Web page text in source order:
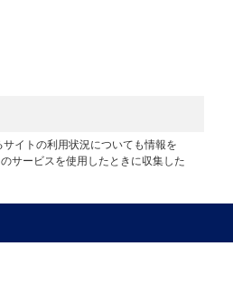
イトの利用状況についても情報を
サービスを使用したときに収集した